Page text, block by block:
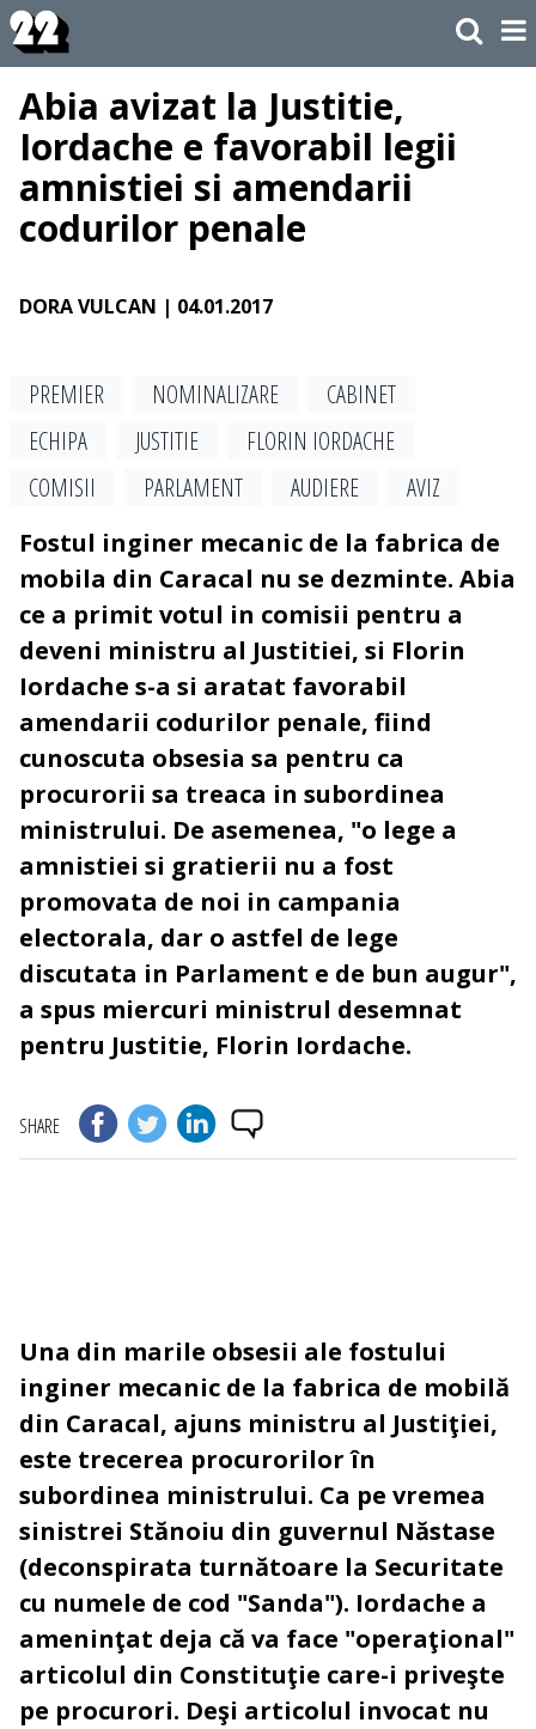
Abia avizat la Justitie,
Iordache e favorabil legii
amnistiei si amendarii
codurilor penale
DORA VULCAN | 04.01.2017
PREMIER NOMINALIZARE
CABINET
ECHIPA
JUSTITIE
FLORIN IORDACHE
COMISII
PARLAMENT AUDIERE
AVIZ
Fostul inginer mecanic de la fabrica de
mobila din Caracal nu se dezminte. Abia
ce a primit votul in comisii pentru a
deveni ministru al Justitiei, si Florin
Iordache s-a si aratat favorabil
amendarii codurilor penale, fiind
cunoscuta obsesia sa pentru ca
procurorii sa treaca in subordinea
ministrului. De asemenea, "o lege a
amnistiei si gratierii nu a fost
promovata de noi in campania
electorala, dar o astfel de lege
discutata in Parlament e de bun augur",
a spus miercuri ministrul desemnat
pentru Justitie, Florin Iordache.
SHARE
Una din marile obsesii ale fostului
inginer mecanic de la fabrica de mobilă
din Caracal, ajuns ministru al Justiţiei,
este trecerea procurorilor în
subordinea ministrului. Ca pe vremea
sinistrei Stănoiu din guvernul Năstase
(deconspirata turnătoare la Securitate
cu numele de cod "Sanda"). Iordache a
ameninţat deja că va face "operaţional"
articolul din Constituţie care-i priveşte
pe procurori. Deşi articolul invocat nu